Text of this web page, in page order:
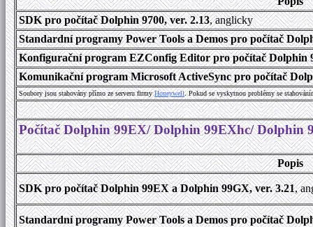
SDK pro počítač Dolphin 9700, ver. 2.13, anglicky
Standardní programy Power Tools a Demos pro počítač
Konfigurační program EZConfig Editor pro počítač Dolphin
Komunikační program Microsoft ActiveSync pro počítač
Soubory jsou stahovány přímo ze serveru firmyHoneywell. Pokud se vyskytnou problémy se
Počítač Dolphin 99EX/ Dolphin 99EXhc/ Dolphin
Popis
SDK pro počítač Dolphin 99EX a Dolphin 99GX, ver. 3.21,
Standardní programy Power Tools a Demos pro počítač